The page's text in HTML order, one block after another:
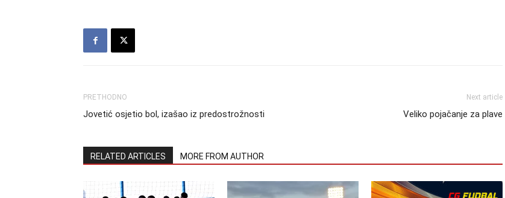
PRETHODNO
Jovetić osjetio bol, izašao iz predostrožnosti
Next article
Veliko pojačanje za plave
RELATED ARTICLES MORE FROM AUTHOR